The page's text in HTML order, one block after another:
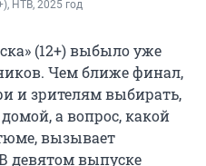
НТВ, 2025 год
(12+) выбыло уже
Чем ближе финал,
и зрителям выбирать,
а вопрос, какой
вызывает
девятом выпуске